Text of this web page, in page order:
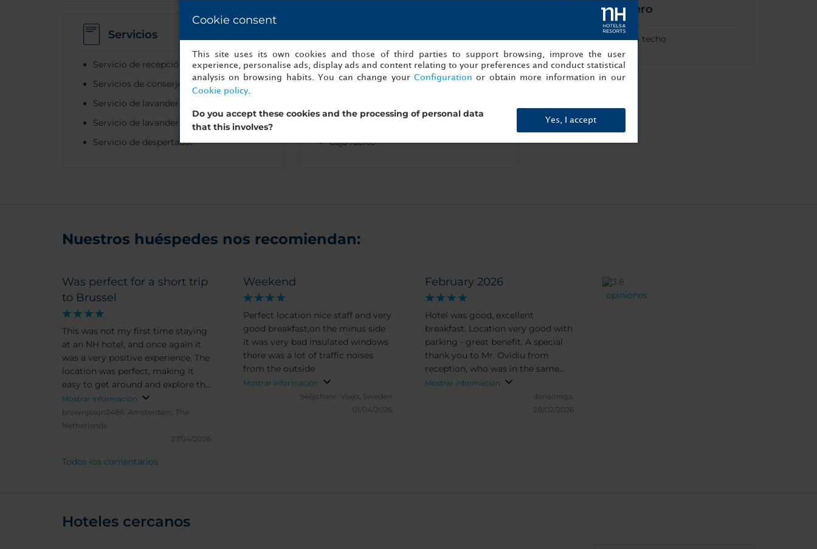
Parqueadero
Parqueadero bajo techo
Servicios
Servicio de recepción de equipaje
Servicios de conserje
Servicio de lavanderia en seco
Servicio de lavandería
Servicio de despertador
General
Recepción las 24 horas
Caja fuerte
Nuestros huéspedes nos recomiendan:
Was perfect for a short trip
to Brussel
This was not my first time staying
at an NH hotel, and once again it
was a very positive experience. The
location was perfect, making it
easy to get around and explore the
area. The staff were friendly and
helpful throughout my stay,
always ready to assist with any
and the bathroom was a good size,
the last hour, there were still
Mostrar información
brownjason2486. Amsterdam, The
Netherlands
27/04/2026
Weekend
Perfect location nice staff and very
good breakfast,on the minus side
it was very bad insulated windows
there was a lot of traffic noises
from the outside
Mostrar información
946johanr. Vaxjo, Sweden
01/04/2026
February 2026
Hotel was good, excellent
breakfast. Location very good with
parking - great benefit. A special
thank you to Mr. Ovidiu from
reception, who was in the same
time attentive and efficient in
ensuring solving one issue that
occurred during the stay in the
Mostrar información
danaoniga.
28/02/2026
opiniones
Todos los comentarios
Hoteles cercanos
Cookie consent
This site uses its own cookies and those of third parties to support browsing, improve the user
experience, personalise ads, display ads and content relating to your preferences and conduct statistical
analysis on browsing habits. You can change your Configuration or obtain more information in our
Cookie policy.
Do you accept these cookies and the processing of personal data
that this involves?
Yes, I accept